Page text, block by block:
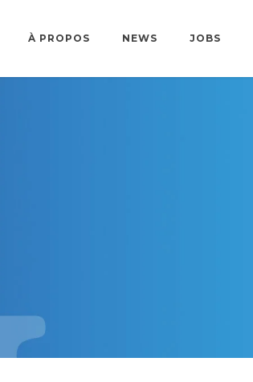
À PROPOS NEWS JOBS